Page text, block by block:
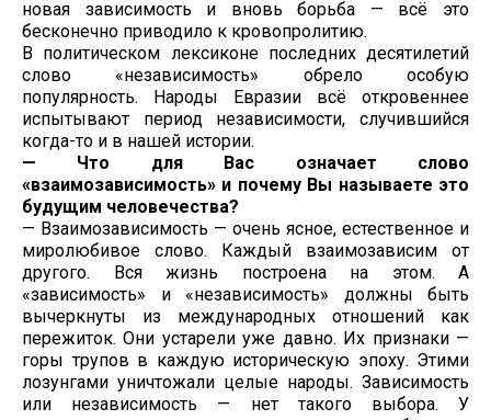
новая зависимость и вновь борьба — всё это
бесконечно приводило к кровопролитию.
В политическом лексиконе последних десятилетий
слово «независимость» обрело особую
популярность. Народы Евразии всё откровеннее
испытывают период независимости, случившийся
когда-то и в нашей истории.
— Что для Вас означает слово
«взаимозависимость» и почему Вы называете это
будущим человечества?
— Взаимозависимость — очень ясное, естественное и
миролюбивое слово. Каждый взаимозависим от
другого. Вся жизнь построена на этом. А
«зависимость» и «независимость» должны быть
вычеркнуты из международных отношений как
пережиток. Они устарели уже давно. Их признаки —
горы трупов в каждую историческую эпоху. Этими
лозунгами уничтожали целые народы. Зависимость
или независимость — нет такого выбора. У